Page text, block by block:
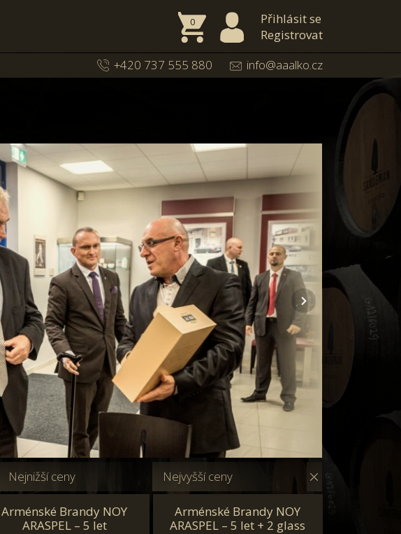
0
Přihlásit se
Registrovat
+420 737 555 880 info@aaalko.cz
Nejnižší ceny Nejvyšší ceny
Arménské Brandy NOY
ARASPEL – 5 let
Arménské Brandy NOY
ARASPEL – 5 let + 2 glass